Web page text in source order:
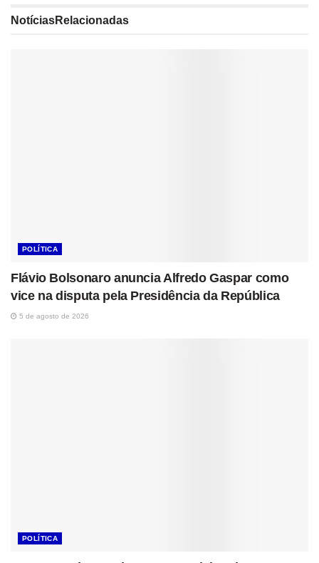
NotíciasRelacionadas
POLÍTICA
Flávio Bolsonaro anuncia Alfredo Gaspar como
vice na disputa pela Presidência da República
5 de agosto de 2026
POLÍTICA